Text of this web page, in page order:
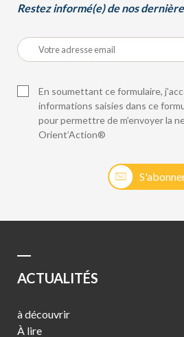
Restez informé(e) de nos
En soumettant ce formulaire,
informations saisies dans ce
pour permettre de m’envoyer la
Orient’Action®
ACTUALITÉS
à découvrir
À lire